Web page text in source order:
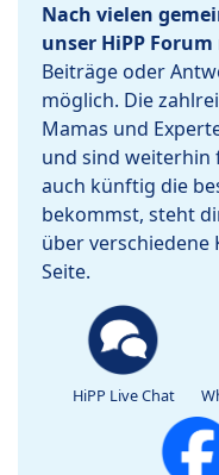
Nach vielen
unser HiPP
Beiträge oder
möglich. Die
Mamas und
und sind weiterhin
auch künftig die
bekommst, steht
über verschiedene
Seite.
HiPP Live Chat